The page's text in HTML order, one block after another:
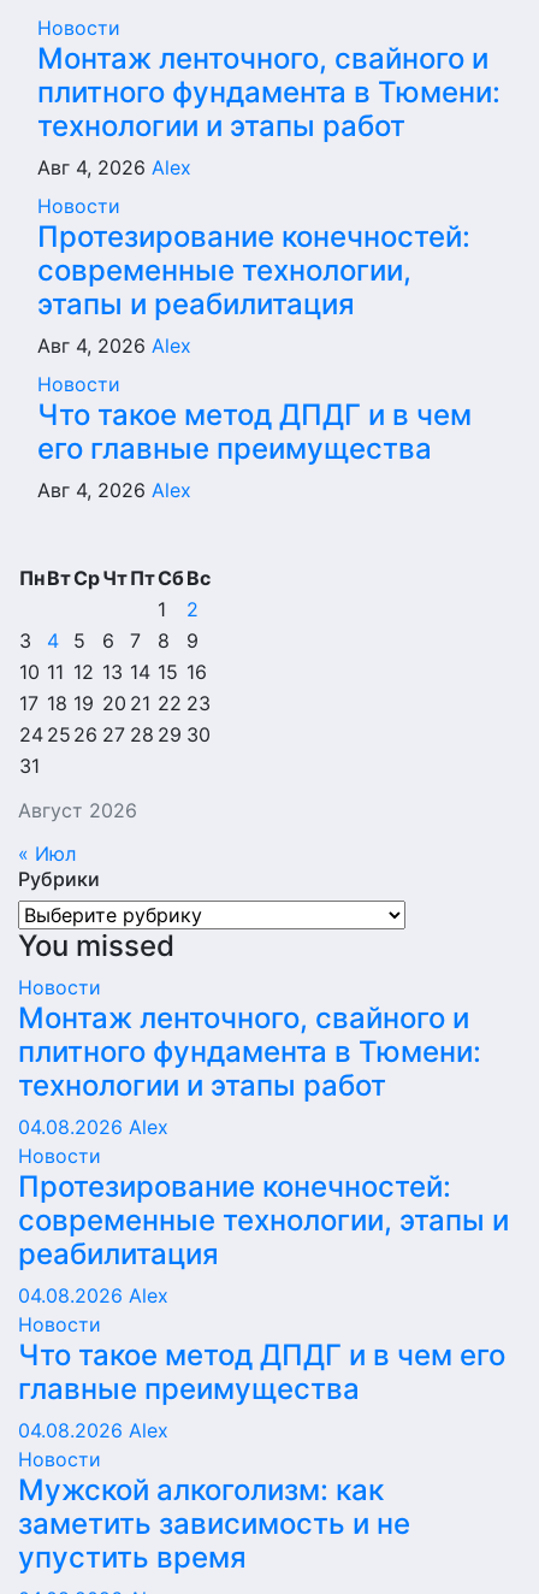
Новости
Монтаж ленточного, свайного и
плитного фундамента в Тюмени:
технологии и этапы работ
Авг 4, 2026 Alex
Новости
Протезирование конечностей:
современные технологии,
этапы и реабилитация
Авг 4, 2026 Alex
Новости
Что такое метод ДПДГ и в чем
его главные преимущества
Авг 4, 2026 Alex
Август 2026
ПнВтСрЧтПтСбВс
1
2
3
4 5 6 7 8
9
10 11 12 13 14 15 16
17 18 19 20 21 22 23
24 25 26 27 28 29 30
31
« Июл
Рубрики
Рубрики
You missed
Новости
Монтаж ленточного, свайного и
плитного фундамента в Тюмени:
технологии и этапы работ
04.08.2026 Alex
Новости
Протезирование конечностей:
современные технологии, этапы и
реабилитация
04.08.2026 Alex
Новости
Что такое метод ДПДГ и в чем его
главные преимущества
04.08.2026 Alex
Новости
Мужской алкоголизм: как
заметить зависимость и не
упустить время